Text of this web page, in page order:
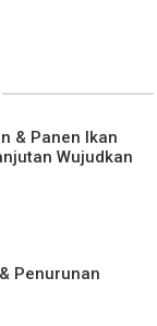
& Panen Ikan
Wujudkan
Penurunan